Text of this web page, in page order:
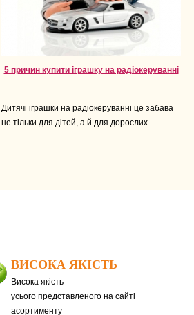
5 причин купити іграшку на радіокеруванні
Дитячі іграшки на радіокеруванні це забава
не тільки для дітей, а й для дорослих.
ВИСОКА ЯКІСТЬ
Висока якість
усього представленого на сайті
асортименту